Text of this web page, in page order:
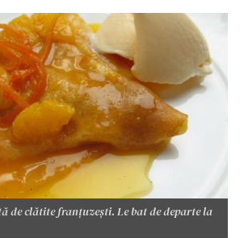
de clătite franțuzești. Le bat de departe la